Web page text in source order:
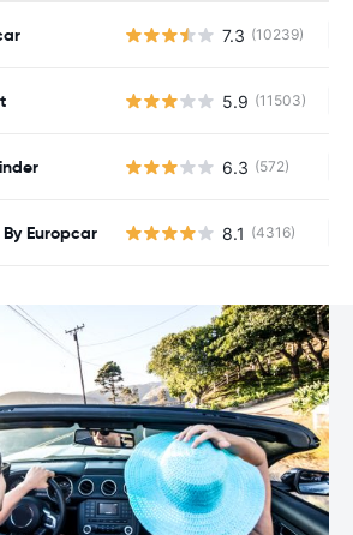
7.3 (10239)
5.9 (11503)
6.3 (572)
Europcar 8.1 (4316)